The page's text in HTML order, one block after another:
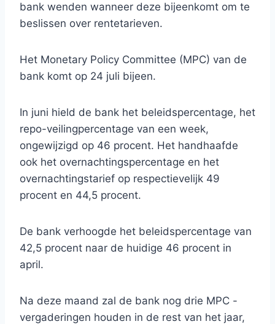
bank wenden wanneer deze bijeenkomt om te
beslissen over rentetarieven.
Het Monetary Policy Committee (MPC) van de
bank komt op 24 juli bijeen.
In juni hield de bank het beleidspercentage, het
repo-veilingpercentage van een week,
ongewijzigd op 46 procent. Het handhaafde
ook het overnachtingspercentage en het
overnachtingstarief op respectievelijk 49
procent en 44,5 procent.
De bank verhoogde het beleidspercentage van
42,5 procent naar de huidige 46 procent in
april.
Na deze maand zal de bank nog drie MPC -
vergaderingen houden in de rest van het jaar,